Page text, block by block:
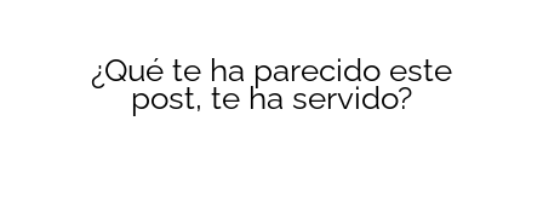
¿Qué te ha parecido este
post, te ha servido?